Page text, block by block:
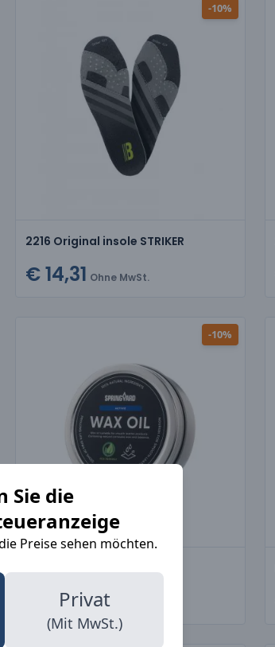
Sie die
Preise sehen möchten.
Privat
(Mit MwSt.)
-10%
2216 Original insole STRIKER
€ 14,31 Ohne MwSt.
-10%
€ 8,55 Ohne MwSt.